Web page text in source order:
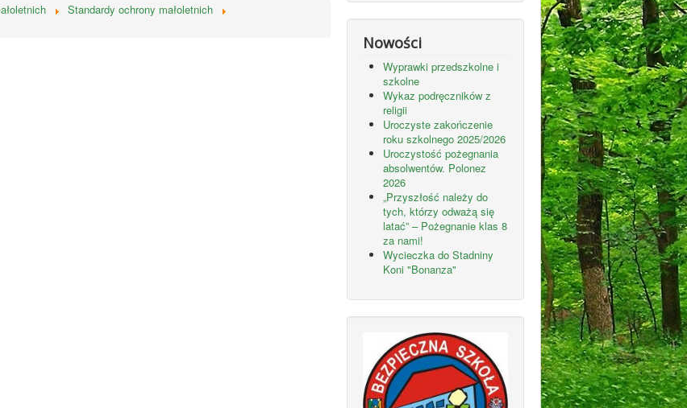
Standardy ochrony małoletnich
Nowości
Wyprawki przedszkolne i
szkolne
Wykaz podręczników z
religii
Uroczyste zakończenie
roku szkolnego 2025/2026
Uroczystość pożegnania
absolwentów. Polonez
2026
„Przyszłość należy do
tych, którzy odważą się
latać” – Pożegnanie klas 8
za nami!
Wycieczka do Stadniny
Koni "Bonanza"